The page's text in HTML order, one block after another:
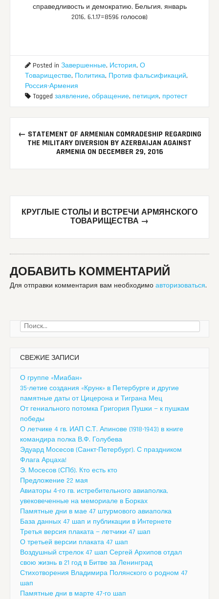
справедливость и демократию, Бельгия, январь
2016, 6.1.17=8596 голосов)
Posted in Завершенные, История, О
Товариществе, Политика, Против фальсификаций,
Россия-Армения
Tagged заявление, обращение, петиция, протест
Post
navigation
← STATEMENT OF ARMENIAN COMRADESHIP REGARDING
THE MILITARY DIVERSION BY AZERBAIJAN AGAINST
ARMENIA ON DECEMBER 29, 2016
КРУГЛЫЕ СТОЛЫ И ВСТРЕЧИ АРМЯНСКОГО
ТОВАРИЩЕСТВА →
ДОБАВИТЬ КОММЕНТАРИЙ
Для отправки комментария вам необходимо авторизоваться.
Найти:
СВЕЖИЕ ЗАПИСИ
О группе «Миабан»
35-летие создания «Крунк» в Петербурге и другие
памятные даты от Цицерона и Тиграна Мец
От гениального потомка Григория Пушки — к пушкам
победы
О летчике 4 гв. ИАП С.Т. Апинове (1918-1943) в книге
командира полка В.Ф. Голубева
Эдуард Мосесов (Санкт-Петербург). С праздником
Флага Арцаха!
Э. Мосесов (СПб). Кто есть кто
Предложение 22 мая
Авиаторы 4-го гв. истребительного авиаполка,
увековеченные на мемориале в Борках
Памятные дни в мае 47 штурмового авиаполка
База данных 47 шап и публикации в Интернете
Третья версия плаката — летчики 47 шап
О третьей версии плаката 47 шап
Воздушный стрелок 47 шап Сергей Архипов отдал
свою жизнь в 21 год в Битве за Ленинград
Стихотворения Владимира Полянского о родном 47
шап
Памятные дни в марте 47-го шап